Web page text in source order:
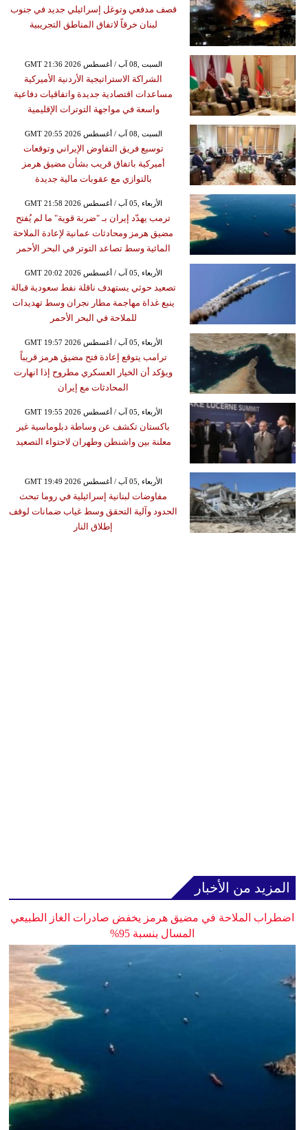
قصف مدفعي وتوغل إسرائيلي جديد في جنوب
لبنان خرقاً لاتفاق المناطق التجريبية
GMT 21:36 2026 السبت ,08 آب / أغسطس
الشراكة الاستراتيجية الأردنية الأميركية
مساعدات اقتصادية جديدة واتفاقيات دفاعية
واسعة في مواجهة التوترات الإقليمية
GMT 20:55 2026 السبت ,08 آب / أغسطس
توسيع فريق التفاوض الإيراني وتوقعات
أميركية باتفاق قريب بشأن مضيق هرمز
بالتوازي مع عقوبات مالية جديدة
GMT 21:58 2026 الأربعاء ,05 آب / أغسطس
ترمب يهدّد إيران بـ "ضربة قوية" ما لم يُفتح
مضيق هرمز ومحادثات عمانية لإعادة الملاحة
المائية وسط تصاعد التوتر في البحر الأحمر
GMT 20:02 2026 الأربعاء ,05 آب / أغسطس
تصعيد حوثي يستهدف ناقلة نفط سعودية قبالة
ينبع غداة مهاجمة مطار نجران وسط تهديدات
للملاحة في البحر الأحمر
GMT 19:57 2026 الأربعاء ,05 آب / أغسطس
ترامب يتوقع إعادة فتح مضيق هرمز قريباً
ويؤكد أن الخيار العسكري مطروح إذا انهارت
المحادثات مع إيران
GMT 19:55 2026 الأربعاء ,05 آب / أغسطس
باكستان تكشف عن وساطة دبلوماسية غير
معلنة بين واشنطن وطهران لاحتواء التصعيد
GMT 19:49 2026 الأربعاء ,05 آب / أغسطس
مفاوضات لبنانية إسرائيلية في روما تبحث
الحدود وآلية التحقق وسط غياب ضمانات لوقف
إطلاق النار
المزيد من الأخبار
اضطراب الملاحة في مضيق هرمز يخفض صادرات الغاز الطبيعي
المسال بنسبة 95%